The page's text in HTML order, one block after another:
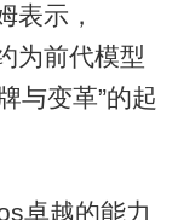
表示，
为前代模型
与变革”的起
卓越的能力